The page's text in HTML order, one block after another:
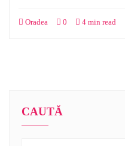
Oradea 0 4 min read
CAUTĂ